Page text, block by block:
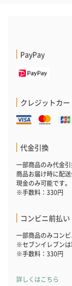
PayPay
クレジットカー
代金引換
一部商品のみ代金引
商品お届け時に配
現金のみ可能です。
※手数料：330円
コンビニ前払い
一部商品のみコンビ
※セブンイレブンは
※手数料：330円
詳しくはこちら